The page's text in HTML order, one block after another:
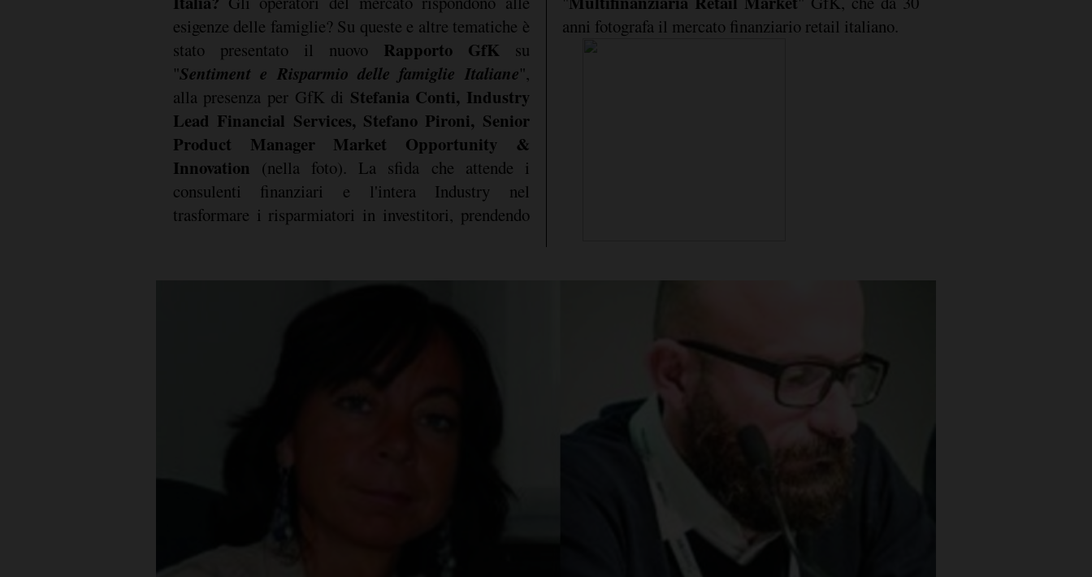
esigenze delle famiglie? Su queste e altre tematiche è
stato presentato il nuovo Rapporto GfK su
"Sentiment e Risparmio delle famiglie Italiane",
alla presenza per GfK di Stefania Conti, Industry
Lead Financial Services, Stefano Pironi, Senior
Product Manager Market Opportunity &
Innovation (nella foto). La sfida che attende i
consulenti finanziari e l'intera Industry nel
trasformare i risparmiatori in investitori, prendendo
anni fotografa il mercato finanziario retail italiano.